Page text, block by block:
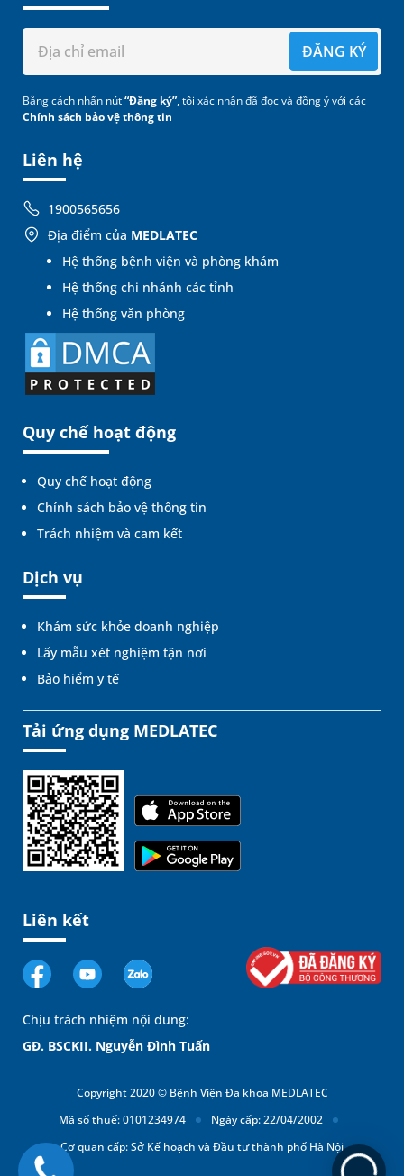
Liên hệ
1900565656
Địa điểm của MEDLATEC
Hệ thống bệnh viện và phòng khám
Hệ thống chi nhánh các tỉnh
Hệ thống văn phòng
Quy chế hoạt động
Quy chế hoạt động
Chính sách bảo vệ thông tin
Trách nhiệm và cam kết
Dịch vụ
Khám sức khỏe doanh nghiệp
Lấy mẫu xét nghiệm tận nơi
Bảo hiểm y tế
ĐĂNG KÝ
Bằng cách nhấn nút“Đăng ký”, tôi xác nhận đã đọc và đồng ý với các
Chính sách bảo vệ thông tin
Tải ứng dụng MEDLATEC
Liên kết
Chịu trách nhiệm nội dung:
GĐ. BSCKII. Nguyễn Đình Tuấn
Copyright 2020 © Bệnh Viện Đa khoa MEDLATEC
Mã số thuế: 0101234974
Ngày cấp: 22/04/2002
Cơ quan cấp: Sở Kế hoạch và Đầu tư thành phố Hà Nội